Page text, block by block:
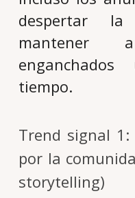
despertar la
mantener
tiempo.
Trend signal
por la
storytelling)